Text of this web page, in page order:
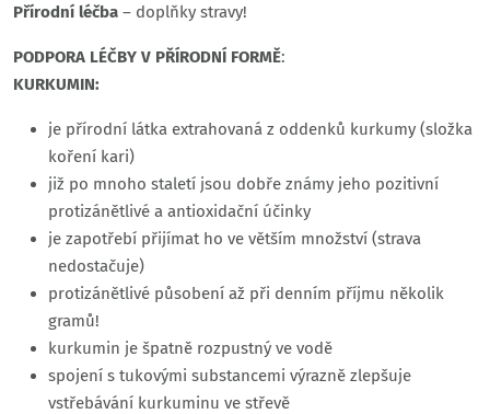
Přírodní léčba – doplňky stravy!
PODPORA LÉČBY V PŘÍRODNÍ FORMĚ:
KURKUMIN:
je přírodní látka extrahovaná z oddenků kurkumy (složka
koření kari)
již po mnoho staletí jsou dobře známy jeho pozitivní
protizánětlivé a antioxidační účinky
je zapotřebí přijímat ho ve větším množství (strava
nedostačuje)
protizánětlivé působení až při denním příjmu několik
gramů!
kurkumin je špatně rozpustný ve vodě
spojení s tukovými substancemi výrazně zlepšuje
vstřebávání kurkuminu ve střevě